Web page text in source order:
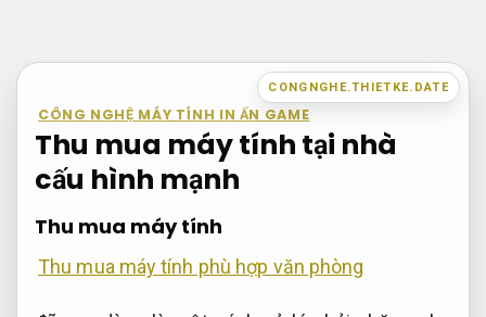
nội
dung
CONGNGHE.THIETKE.DATE
CÔNG NGHỆ MÁY TÍNH IN ẤN GAME
Thu mua máy tính tại nhà
cấu hình mạnh
Thu mua máy tính
Thu mua máy tính phù hợp văn phòng